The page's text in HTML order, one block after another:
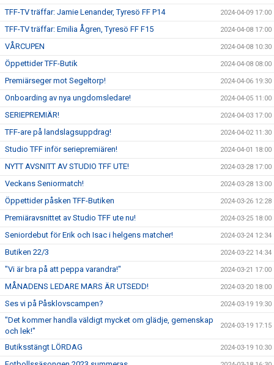
TFF-TV träffar: Jamie Lenander, Tyresö FF P14 2024-04-09 17:00
TFF-TV träffar: Emilia Ågren, Tyresö FF F15 2024-04-08 17:00
VÅRCUPEN 2024-04-08 10:30
Öppettider TFF-Butik 2024-04-08 08:00
Premiärseger mot Segeltorp! 2024-04-06 19:30
Onboarding av nya ungdomsledare! 2024-04-05 11:00
SERIEPREMIÄR! 2024-04-03 17:00
TFF-are på landslagsuppdrag! 2024-04-02 11:30
Studio TFF inför seriepremiären! 2024-04-01 18:00
NYTT AVSNITT AV STUDIO TFF UTE! 2024-03-28 17:00
Veckans Seniormatch! 2024-03-28 13:00
Öppettider påsken TFF-Butiken 2024-03-26 12:28
Premiäravsnittet av Studio TFF ute nu! 2024-03-25 18:00
Seniordebut för Erik och Isac i helgens matcher! 2024-03-24 12:34
Butiken 22/3 2024-03-22 14:34
"Vi är bra på att peppa varandra!" 2024-03-21 17:00
MÅNADENS LEDARE MARS ÄR UTSEDD! 2024-03-20 18:00
Ses vi på Påsklovscampen? 2024-03-19 19:30
"Det kommer handla väldigt mycket om glädje, gemenskap
och lek!"
2024-03-19 17:15
Butiksstängt LÖRDAG 2024-03-19 10:30